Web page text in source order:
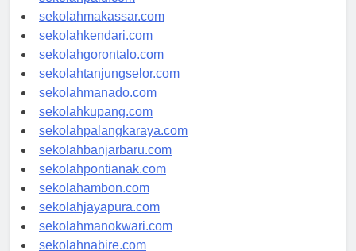
sekolahpalu.com
sekolahmakassar.com
sekolahkendari.com
sekolahgorontalo.com
sekolahtanjungselor.com
sekolahmanado.com
sekolahkupang.com
sekolahpalangkaraya.com
sekolahbanjarbaru.com
sekolahpontianak.com
sekolahambon.com
sekolahjayapura.com
sekolahmanokwari.com